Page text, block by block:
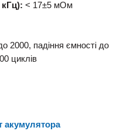
кГц): < 17±5 мОм
2000, падіння ємності до
циклів
акумулятора